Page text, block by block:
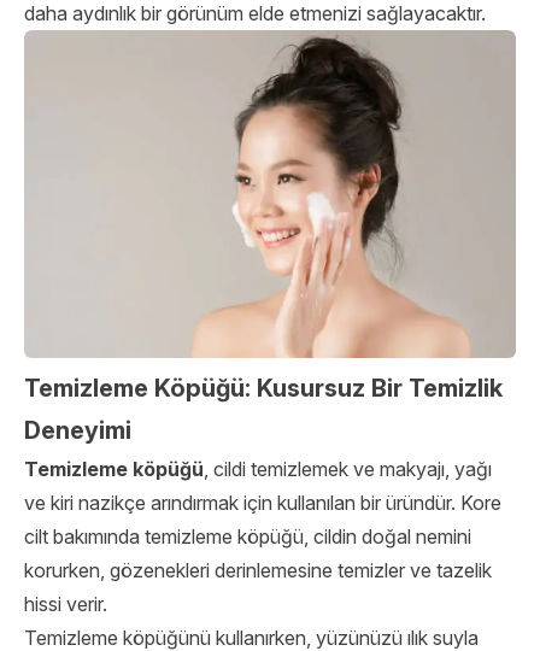
daha aydınlık bir görünüm elde etmenizi sağlayacaktır.
Temizleme Köpüğü: Kusursuz Bir Temizlik
Deneyimi
Temizleme köpüğü, cildi temizlemek ve makyajı, yağı
ve kiri nazikçe arındırmak için kullanılan bir üründür. Kore
cilt bakımında temizleme köpüğü, cildin doğal nemini
korurken, gözenekleri derinlemesine temizler ve tazelik
hissi verir.
Temizleme köpüğünü kullanırken, yüzünüzü ılık suyla